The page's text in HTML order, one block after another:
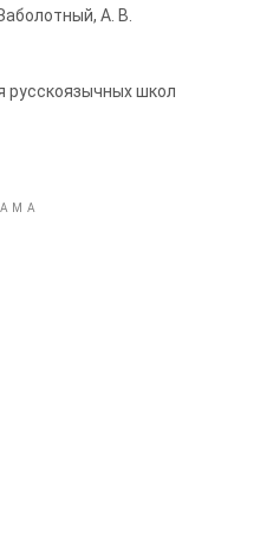
А. В.
русскоязычных школ